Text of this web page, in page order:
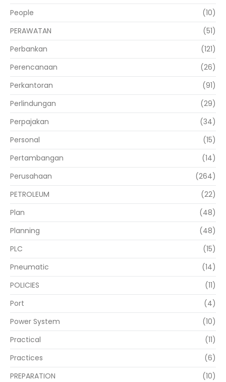
People
(10)
PERAWATAN
(51)
Perbankan
(121)
Perencanaan
(26)
Perkantoran
(91)
Perlindungan
(29)
Perpajakan
(34)
Personal
(15)
Pertambangan
(14)
Perusahaan
(264)
PETROLEUM
(22)
Plan
(48)
Planning
(48)
PLC
(15)
Pneumatic
(14)
POLICIES
(11)
Port
(4)
Power System
(10)
Practical
(11)
Practices
(6)
PREPARATION
(10)